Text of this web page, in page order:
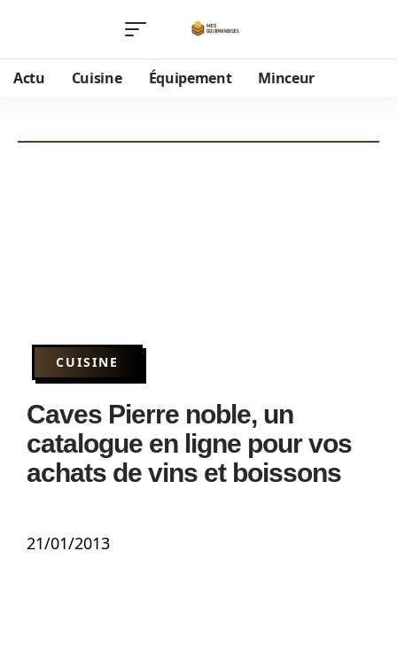
Actu Cuisine Équipement Minceur
CUISINE
Caves Pierre noble, un
catalogue en ligne pour vos
achats de vins et boissons
21/01/2013